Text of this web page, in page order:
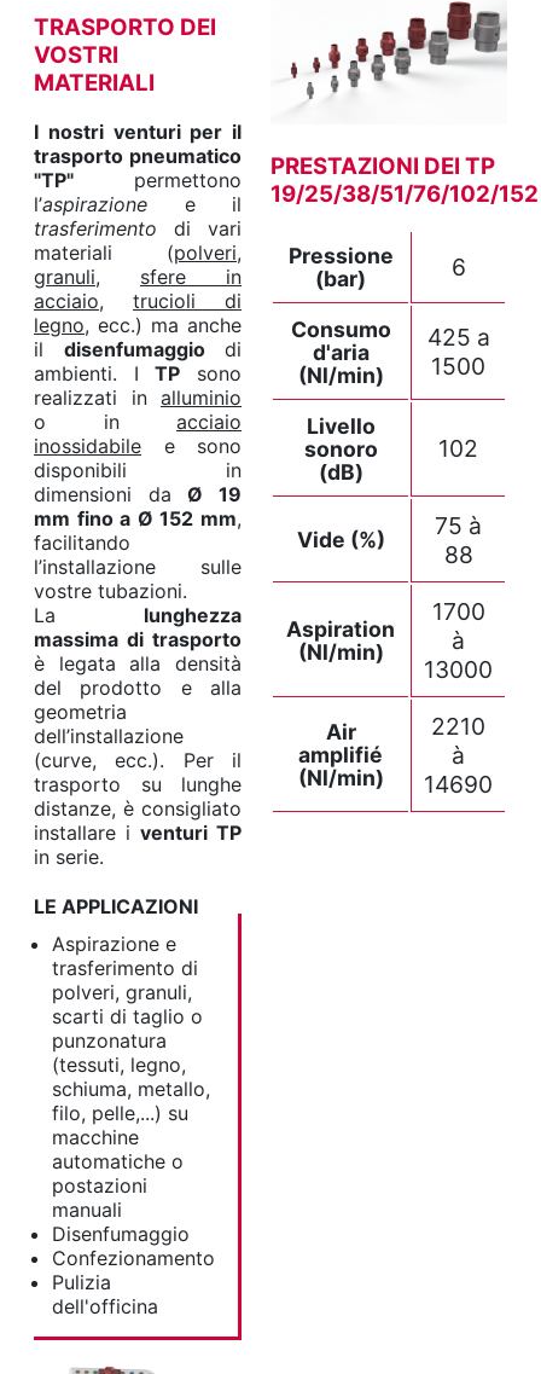
TRASPORTO DEI
VOSTRI
MATERIALI
I nostri venturi per il
trasporto pneumatico
"TP" permettono
l’aspirazione e il
trasferimento di vari
materiali (polveri,
granuli, sfere in
acciaio, trucioli di
legno, ecc.) ma anche
il disenfumaggiodi
ambienti. ITP sono
realizzati in alluminio
o in acciaio
inossidabile e sono
disponibili in
dimensioni daØ 19
mm fino a Ø 152 mm,
facilitando
l’installazione sulle
vostre tubazioni.
La lunghezza
massima di trasporto
è legata alla densità
del prodotto e alla
geometria
dell’installazione
(curve, ecc.). Per il
trasporto su lunghe
distanze, è consigliato
installare i venturi TP
in serie.
LE APPLICAZIONI
Aspirazione e
trasferimento di
polveri, granuli,
scarti di taglio o
punzonatura
(tessuti, legno,
schiuma, metallo,
filo, pelle,...) su
macchine
automatiche o
postazioni
manuali
Disenfumaggio
Confezionamento
Pulizia
dell'officina
PRESTAZIONI DEI TP
19/25/38/51/76/102/152
Pressione
(bar)
6
Consumo
d'aria
(Nl/min)
425 a
1500
Livello
sonoro
(dB)
102
Vide (%)
75 à
88
Aspiration
(Nl/min)
1700
à
13000
Air
amplifié
(Nl/min)
2210
à
14690